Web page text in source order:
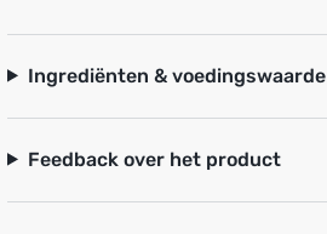
Ingrediënten & voedingswaarde
Feedback over het product